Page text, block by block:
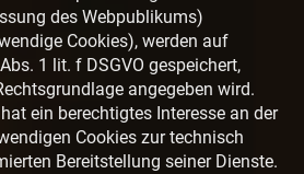
des Webpublikums)
Cookies), werden auf
1 lit. f DSGVO gespeichert,
angegeben wird.
ein berechtigtes Interesse an der
Cookies zur technisch
Bereitstellung seiner Dienste.